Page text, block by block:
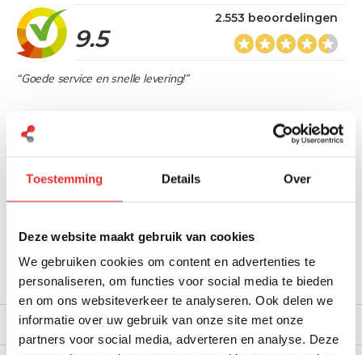
Toestemming Details Over
Deze website maakt gebruik van cookies
We gebruiken cookies om content en advertenties te
personaliseren, om functies voor social media te bieden
en om ons websiteverkeer te analyseren. Ook delen we
informatie over uw gebruik van onze site met onze
partners voor social media, adverteren en analyse. Deze
9.5
2.553 beoordelingen
“Goede service en snelle levering!”
Onze specialisten denken graag met je mee
Stuur bericht
Productomschrijving
Reviews